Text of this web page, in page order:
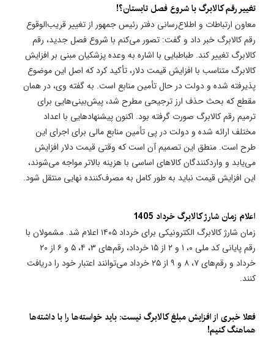
تغییر رقم کالابرگ با شروع فصل تابستان؟!
معاون ارتباطات و اطلاع‌رسانی دفتر رئیس جمهور از تغییر قریب‌الوقوع
رقم کالابرگ خبر داد و گفت: تصور می‌کنم با شروع فصل جدید، رقم
کالابرگ تغییر کند. طباطبایی با اشاره به وعده پزشکیان مبنی بر افزایش
کالابرگ متناسب با افزایش قیمت دلار، تأکید کرد که اصل این موضوع
پذیرفته شده و دولت در حال تأمین منابع است. به گفته وی، در همان
مقطع که بحث حذف ارز ترجیحی مطرح شد، پیش‌بینی‌هایی برای
ترمیم رقم کالابرگ صورت گرفته بود. اکنون پیشنهادهایی با اعداد
مختلف ارائه شده و دولت در پی تأمین منابع مالی برای اجرای این
طرح است. منطق این تصمیم آن است که وقتی قیمت دلار افزایش
می‌یابد و واردکنندگان کالاهای اساسی با هزینه بالاتر مواجه می‌شوند،
این افزایش قیمت نباید به طور کامل به مصرف‌کننده نهایی منتقل شود.
اعلام زمان شارژ کالابرگ خرداد 1405
زمان شارژ کالابرگ الکترونیکی برای خرداد ۱۴۰۵ اعلام شد. مشمولان با
رقم پایانی کد ملی ۰، ۱ و ۲ از ۱۵ خرداد، رقم‌های ۳، ۴، ۵ و ۶ از ۲۰
خرداد و رقم‌های ۷، ۸ و ۹ از ۲۵ خرداد می‌توانند اعتبار خود را دریافت
کنند.
فعلا خبری از افزایش مبلغ کالابرگ نیست: باید خواسته‌ها را با داشته‌ها
هماهنگ کنیم!